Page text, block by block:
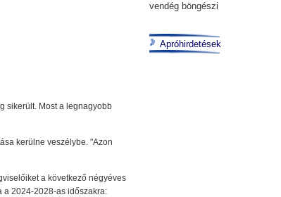
sikerült. Most a legnagyobb
kerülne veszélybe. "Azon
a következő négyéves
a 2024-2028-as időszakra:
vendég böngészi
Apróhirdetések